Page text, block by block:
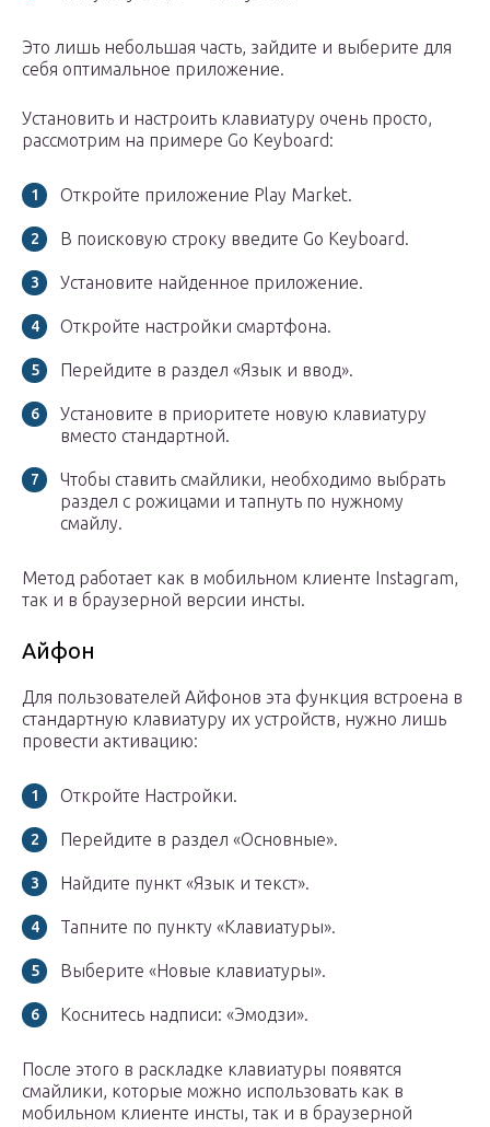
Это лишь небольшая часть, зайдите и выберите для
себя оптимальное приложение.
Установить и настроить клавиатуру очень просто,
рассмотрим на примере Go Keyboard:
Откройте приложение Play Market.
В поисковую строку введите Go Keyboard.
Установите найденное приложение.
Откройте настройки смартфона.
Перейдите в раздел «Язык и ввод».
Установите в приоритете новую клавиатуру
вместо стандартной.
Чтобы ставить смайлики, необходимо выбрать
раздел с рожицами и тапнуть по нужному
смайлу.
Метод работает как в мобильном клиенте Instagram,
так и в браузерной версии инсты.
Айфон
Для пользователей Айфонов эта функция встроена в
стандартную клавиатуру их устройств, нужно лишь
провести активацию:
Откройте Настройки.
Перейдите в раздел «Основные».
Найдите пункт «Язык и текст».
Тапните по пункту «Клавиатуры».
Выберите «Новые клавиатуры».
Коснитесь надписи: «Эмодзи».
После этого в раскладке клавиатуры появятся
смайлики, которые можно использовать как в
мобильном клиенте инсты, так и в браузерной